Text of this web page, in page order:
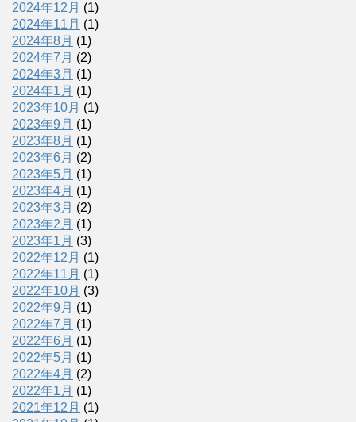
2024年12月 (1)
2024年11月 (1)
2024年8月 (1)
2024年7月 (2)
2024年3月 (1)
2024年1月 (1)
2023年10月 (1)
2023年9月 (1)
2023年8月 (1)
2023年6月 (2)
2023年5月 (1)
2023年4月 (1)
2023年3月 (2)
2023年2月 (1)
2023年1月 (3)
2022年12月 (1)
2022年11月 (1)
2022年10月 (3)
2022年9月 (1)
2022年7月 (1)
2022年6月 (1)
2022年5月 (1)
2022年4月 (2)
2022年1月 (1)
2021年12月 (1)